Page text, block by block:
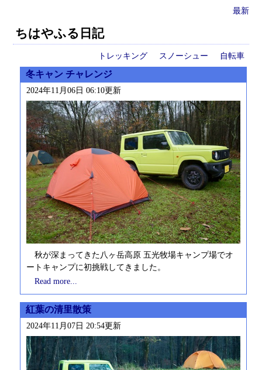
最新
ちはやふる日記
トレッキング スノーシュー 自転車
冬キャン チャレンジ
2024年11月06日 06:10更新
秋が深まってきた八ヶ岳高原 五光牧場キャンプ場でオ
ートキャンプに初挑戦してきました。
Read more...
紅葉の清里散策
2024年11月07日 20:54更新